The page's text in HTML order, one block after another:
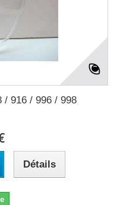
/ 916 / 996 / 998
Détails